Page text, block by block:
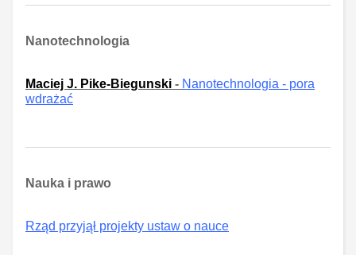
Nanotechnologia
Maciej J. Pike-Biegunski - Nanotechnologia - pora
wdrażać
Nauka i prawo
Rząd przyjął projekty ustaw o nauce